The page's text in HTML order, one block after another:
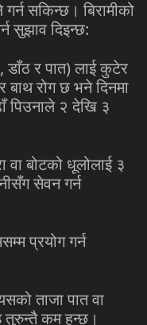
गर्न सकिन्छ। बिरामीको
सुझाव दिइन्छ:
डाँठ र पात) लाई कुटेर
बाथ रोग छ भने दिनमा
पिउनाले २ देखि ३
बोटको धूलोलाई ३
सेवन गर्न
प्रयोग गर्न
ताजा पात वा
तुरुन्तै कम हुन्छ।